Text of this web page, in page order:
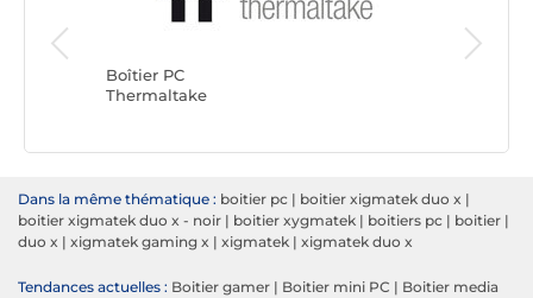
Boîtier PC
Thermaltake
Boîtier
Corsair
Dans la même thématique : boitier pc | boitier xigmatek duo x |
boitier xigmatek duo x - noir | boitier xygmatek | boitiers pc | boitier |
duo x | xigmatek gaming x | xigmatek | xigmatek duo x
Tendances actuelles : Boitier gamer | Boitier mini PC | Boitier media